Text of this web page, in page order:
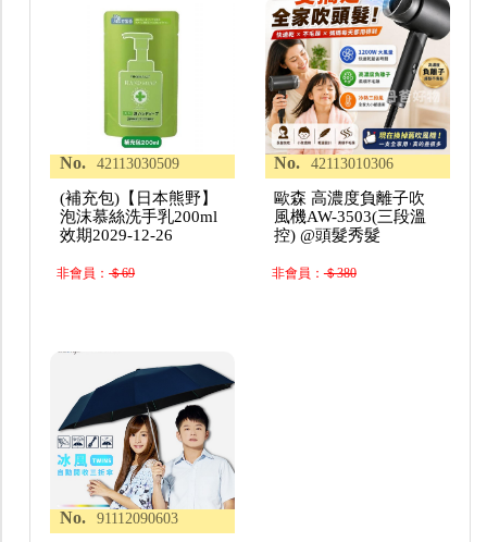
No. 42113030509
(補充包)【日本熊野】
泡沫慕絲洗手乳200ml
效期2029-12-26
非會員：＄69
No. 42113010306
歐森 高濃度負離子吹
風機AW-3503(三段溫
控) @頭髮秀髮
非會員：＄380
No. 91112090603